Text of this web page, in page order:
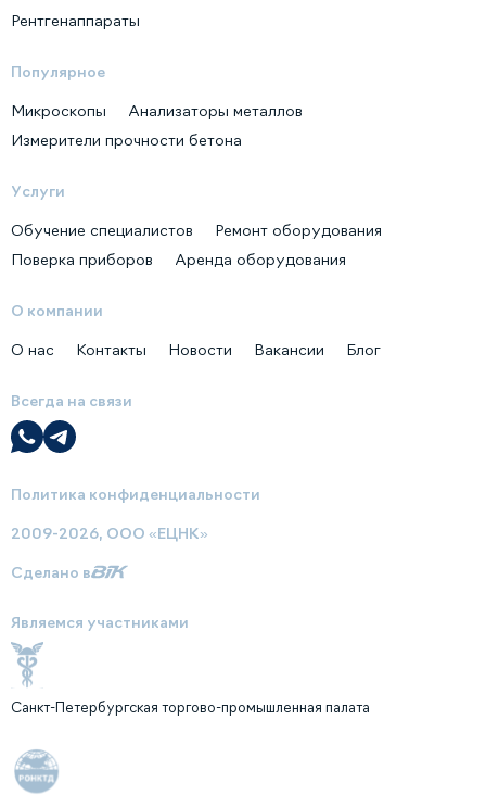
Рентгенаппараты
Популярное
Микроскопы
Анализаторы металлов
Измерители прочности бетона
Услуги
Обучение специалистов
Ремонт оборудования
Поверка приборов
Аренда оборудования
О компании
О нас Контакты Новости Вакансии Блог
Всегда на связи
Политика конфиденциальности
2009-2026, ООО «ЕЦНК»
Сделано в
Являемся участниками
Санкт-Петербургская торгово-промышленная палата